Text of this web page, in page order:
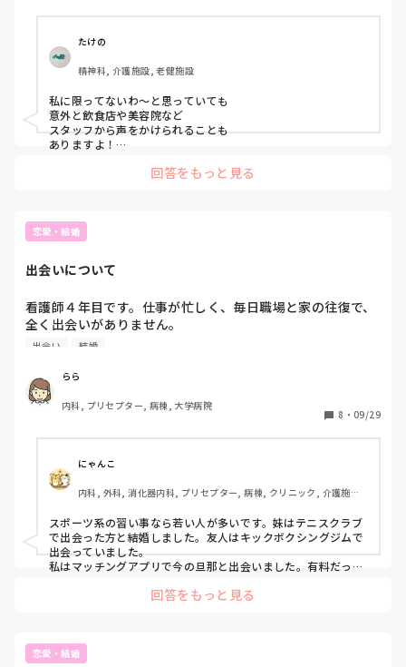
たけの
精神科, 介護施設, 老健施設
私に限ってないわ～と思っていても
意外と飲食店や美容院など
スタッフから声をかけられることも
ありますよ！
回答をもっと見る
恋愛・結婚
出会いについて
看護師４年目です。仕事が忙しく、毎日職場と家の往復で、
全く出会いがありません。
周りの友達はほぼ結婚しており、子供がいる子もいます。結
います💦
マッチングアプリはちょっと怖いな…と思っているのでそれ
出会い 結婚
らら
内科, プリセプター, 病棟, 大学病院
8 ・ 09/29
にゃんこ
内科, 外科, 消化器内科, プリセプター, 病棟, クリニック, 介護施設,
検診・健診, 派遣
スポーツ系の習い事なら若い人が多いです。妹はテニスクラブ
で出会った方と結婚しました。友人はキックボクシングジムで
出会っていました。
私はマッチングアプリで今の旦那と出会いました。有料だった
回答をもっと見る
恋愛・結婚